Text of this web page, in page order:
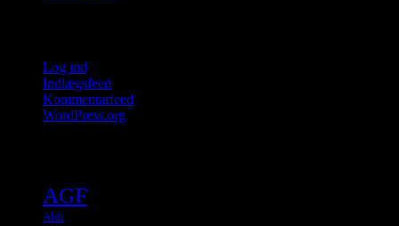
Log ind
Indlægsfeed
Kommentarfeed
WordPress.org
AGF
Aldi